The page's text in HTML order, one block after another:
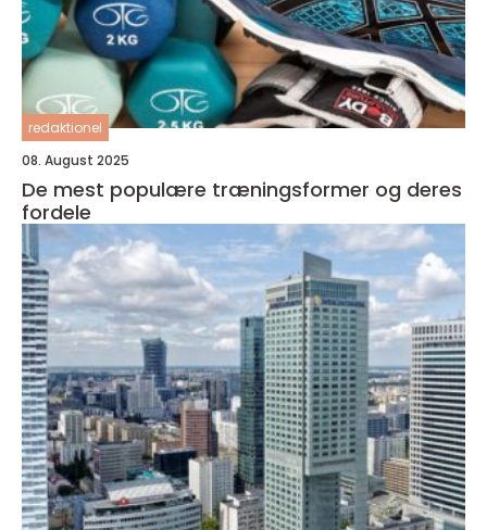
redaktionel
08. August 2025
De mest populære træningsformer og deres
fordele